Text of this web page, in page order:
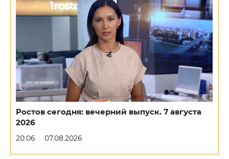
Ростов сегодня: вечерний выпуск. 7 августа
2026
20:06 07.08.2026